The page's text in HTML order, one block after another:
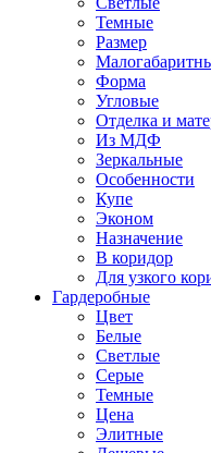
Темные
Размер
Форма
Угловые
Отделка и
Из МДФ
Зеркальные
Особенности
Купе
Эконом
Назначение
В коридор
Для узкого
Гардеробные
Цвет
Белые
Светлые
Серые
Темные
Цена
Элитные